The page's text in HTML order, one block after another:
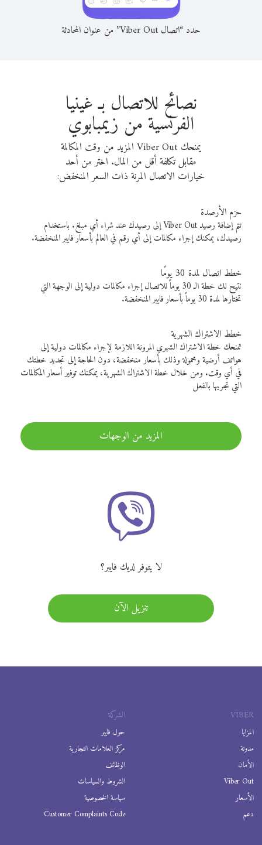
حدد “اتصال Viber Out” من عنوان المحادثة
نصائح للاتصال بـ غينيا
الفرنسية من زيمبابوي
يمنحك Viber Out المزيد من وقت المكالمة
مقابل تكلفة أقل من المال. اختر من أحد
خيارات الاتصال المرنة ذات السعر المنخفض:
حزم الأرصدة
تتم إضافة رصيد Viber Out إلى رصيدك عند شراء أي مبلغ. باستخدام
رصيدك، يمكنك إجراء مكالمات إلى أي رقم في العالم بأسعار فايبر المنخفضة.
خطط اتصال لمدة 30 يومًا
تتيح لك خطة الـ 30 يوماً للاتصال إجراء مكالمات دولية إلى الوجهة التي
تختارها لمدة 30 يوماً بأسعار فايبر المنخفضة.
خطط الاشتراك الشهرية
تمنحك خطة الاشتراك الشهري المرونة اللازمة لإجراء مكالمات دولية إلى
هواتف أرضية ومحمولة وذلك بأسعار منخفضة، دون الحاجة إلى تجديد خطتك
في أي وقت. ومن خلال خطة الاشتراك الشهرية، يمكنك توفير أسعار المكالمات
التي تجريها بالفعل
المزيد من الوجهات
لا يتوفر لديك فايبر؟
تنزيل الآن
VIBER
المزايا
مدونة
الأمان
Viber Out
الأسعار
دعم
الشركة
حول فايبر
مركز العلامات التجارية
الوظائف
الشروط والسياسات
سياسة الخصوصية
Customer Complaints Code